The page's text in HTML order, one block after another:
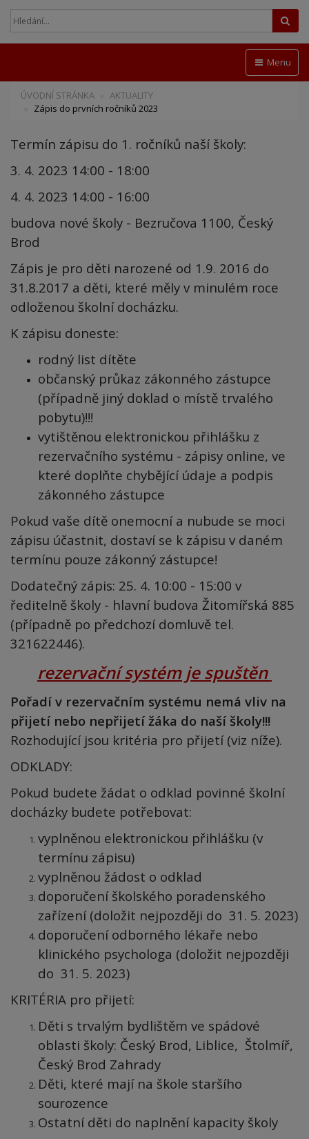
Menu
ÚVODNÍ STRÁNKA
AKTUALITY
Zápis do prvních ročníků 2023
Termín zápisu do 1. ročníků naší školy:
3. 4. 2023 14:00 - 18:00
4. 4. 2023 14:00 - 16:00
budova nové školy - Bezručova 1100, Český
Brod
Zápis je pro děti narozené od 1.9. 2016 do
31.8.2017 a děti, které měly v minulém roce
odloženou školní docházku.
K zápisu doneste:
rodný list dítěte
občanský průkaz zákonného zástupce
(případně jiný doklad o místě trvalého
pobytu)!!!
vytištěnou elektronickou přihlášku z
rezervačního systému - zápisy online, ve
které doplňte chybějící údaje a podpis
zákonného zástupce
Pokud vaše dítě onemocní a nubude se moci
zápisu účastnit, dostaví se k zápisu v daném
termínu pouze zákonný zástupce!
Dodatečný zápis: 25. 4. 10:00 - 15:00 v
ředitelně školy - hlavní budova Žitomířská 885
(případně po předchozí domluvě tel.
321622446).
rezervační systém je spuštěn
Pořadí v rezervačním systému nemá vliv na
přijetí nebo nepřijetí žáka do naší školy!!!
Rozhodující jsou kritéria pro přijetí (viz níže).
ODKLADY:
Pokud budete žádat o odklad povinné školní
docházky budete potřebovat:
vyplněnou elektronickou přihlášku (v
termínu zápisu)
vyplněnou žádost o odklad
doporučení školského poradenského
zařízení (doložit nejpozději do 31. 5. 2023)
doporučení odborného lékaře nebo
klinického psychologa (doložit nejpozději
do 31. 5. 2023)
KRITÉRIA pro přijetí:
Děti s trvalým bydlištěm ve spádové
oblasti školy: Český Brod, Liblice, Štolmíř,
Český Brod Zahrady
Děti, které mají na škole staršího
sourozence
Ostatní děti do naplnění kapacity školy